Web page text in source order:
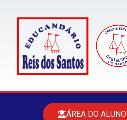
ÁREA DO ALUNO